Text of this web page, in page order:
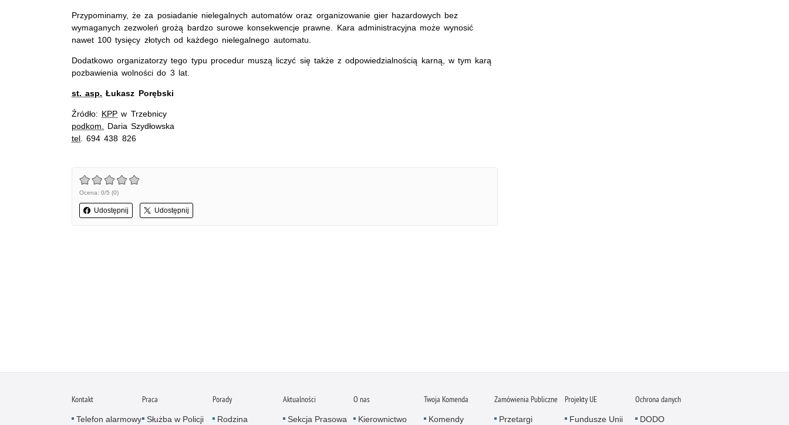
Przypominamy, że za posiadanie nielegalnych automatów oraz organizowanie gier hazardowych bez
wymaganych zezwoleń grożą bardzo surowe konsekwencje prawne. Kara administracyjna może wynosić
nawet 100 tysięcy złotych od każdego nielegalnego automatu.
Dodatkowo organizatorzy tego typu procedur muszą liczyć się także z odpowiedzialnością karną, w tym karą
pozbawienia wolności do 3 lat.
st. asp. Łukasz Porębski
Źródło: KPP w Trzebnicy
podkom.
Daria Szydłowska
tel . 694 438 826
Ocena: 0/5 (0)
Udostępnij Udostępnij
Kontakt
Telefon alarmowy
Praca
Służba w Policji
Porady
Rodzina
Aktualności
Sekcja Prasowa
O nas
Kierownictwo
Twoja Komenda
Komendy
Zamówienia Publiczne
Przetargi
Projekty UE
Fundusze Unii
Ochrona danych
DODO